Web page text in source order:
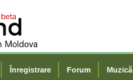
Înregistrare Forum Muzică